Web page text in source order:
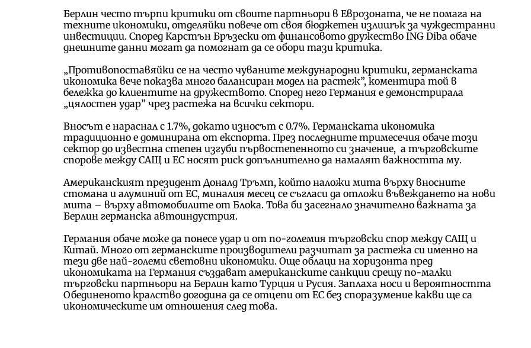
Берлин често търпи критики от своите партньори в Еврозоната, че не помага на
техните икономики, отделяйки повече от своя бюджетен излишък за чуждестранни
инвестиции. Според Карстън Бръзески от финансовото дружество ING Diba обаче
днешните данни могат да помогнат да се обори тази критика.
„Противопоставяйки се на често чуваните международни критики, германската
икономика вече показва много балансиран модел на растеж”, коментира той в
бележка до клиентите на дружеството. Според него Германия е демонстрирала
„цялостен удар” чрез растежа на всички сектори.
Вносът е нараснал с 1.7%, докато износът с 0.7%. Германската икономика
традиционно е доминирана от експорта. През последните тримесечия обаче този
сектор до известна степен изгуби първостепенното си значение, а търговските
спорове между САЩ и ЕС носят риск допълнително да намалят важността му.
Американският президент Доналд Тръмп, който наложи мита върху вносните
стомана и алуминий от ЕС, миналия месец се съгласи да отложи въвеждането на нови
мита – върху автомобилите от Блока. Това би засегнало значително важната за
Берлин германска автоиндустрия.
Германия обаче може да понесе удар и от по-големия търговски спор между САЩ и
Китай. Много от германските производители разчитат за растежа си именно на
тези две най-големи световни икономики. Още облаци на хоризонта пред
икономиката на Германия създават американските санкции срещу по-малки
търговски партньори на Берлин като Турция и Русия. Заплаха носи и вероятността
Обединеното кралство догодина да се отцепи от ЕС без споразумение какви ще са
икономическите им отношения след това.